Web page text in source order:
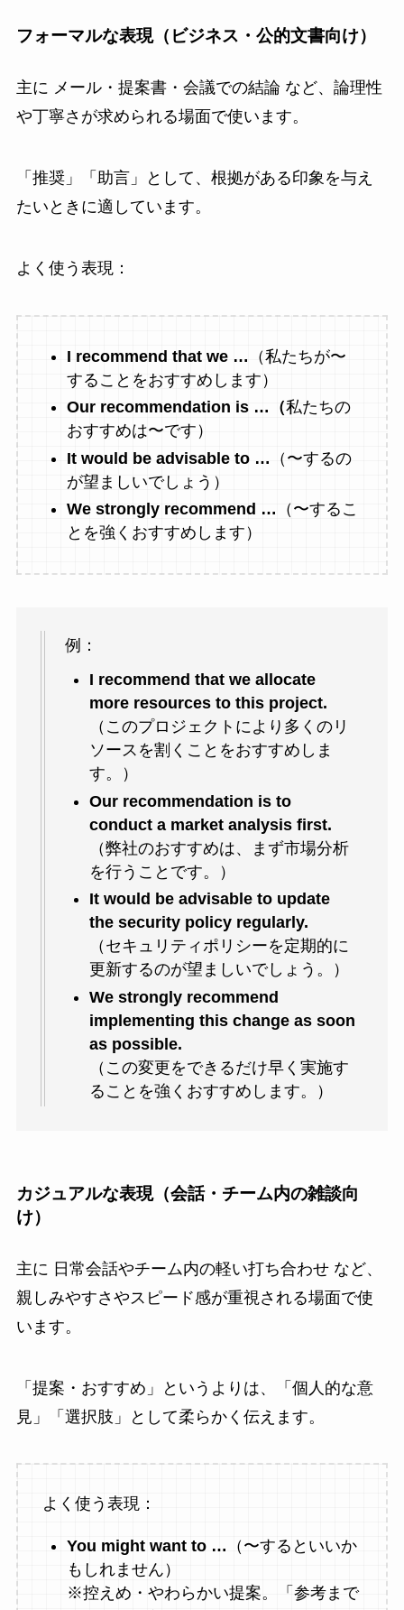
フォーマルな表現（ビジネス・公的文書向け）
主に メール・提案書・会議での結論 など、論理性
や丁寧さが求められる場面で使います。
「推奨」「助言」として、根拠がある印象を与え
たいときに適しています。
よく使う表現：
I recommend that we … （私たちが〜
することをおすすめします）
Our recommendation is …（私たちの
おすすめは〜です）
It would be advisable to … （〜するの
が望ましいでしょう）
We strongly recommend … （〜するこ
とを強くおすすめします）
例：
I recommend that we allocate
more resources to this project.
（このプロジェクトにより多くのリ
ソースを割くことをおすすめしま
す。）
Our recommendation is to
conduct a market analysis first.
（弊社のおすすめは、まず市場分析
を行うことです。）
It would be advisable to update
the security policy regularly.
（セキュリティポリシーを定期的に
更新するのが望ましいでしょう。）
We strongly recommend
implementing this change as soon
as possible.
（この変更をできるだけ早く実施す
ることを強くおすすめします。）
カジュアルな表現（会話・チーム内の雑談向
け）
主に 日常会話やチーム内の軽い打ち合わせ など、
親しみやすさやスピード感が重視される場面で使
います。
「提案・おすすめ」というよりは、「個人的な意
見」「選択肢」として柔らかく伝えます。
よく使う表現：
You might want to … （〜するといいか
もしれません）
※控えめ・やわらかい提案。「参考まで